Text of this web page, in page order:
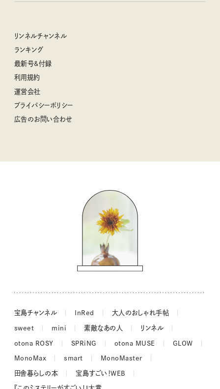
クラフトビール案内
母の日に贈りたい、お花モチーフのアイテム
リンネル 暮らしの道具大賞
ナチュラルメイクレッスン
喜ばれる贈り物手帖
猫と一緒に心地いい暮らし
空想喫茶トラノコクさんのあの店この店、喫茶訪問日記
圷みほさんのゆるっと週末キャンプ通信
豆柴・まもるくんの旅日記
柳沢小実さんのお散歩するようなゆるり旅
valoさんのかわいいもの探し
ノーラのフィンランド旅気分
吉田羊さんの着物と12のアソビゴコロ
長谷川あかりさんの今週もお疲れ様つまみ
リンネル暮らし部
リンネルチャンネル
おぱんつ君のわくわく楽しい一週間占い
毎日が心地よくなるリンネルタロット
リンネルチャンネル
ランキング
最新号&付録
利用規約
運営会社
プライバシーポリシー
広告のお問い合わせ
宝島チャンネル InRed 大人のおしゃれ手帖
sweet mini 素敵なあの人 リンネル
otona ROSY SPRiNG otona MUSE GLOW
MonoMax smart MonoMaster
田舎暮らしの本 宝島すごい！WEB